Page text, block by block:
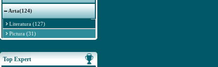
Arta(124)
Literatura (127)
Pictura (31)
Top Expert